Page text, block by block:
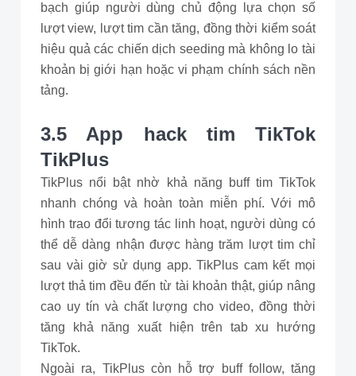
bạch giúp người dùng chủ động lựa chọn số
lượt view, lượt tim cần tăng, đồng thời kiểm soát
hiệu quả các chiến dịch seeding mà không lo tài
khoản bị giới hạn hoặc vi phạm chính sách nền
tảng.
3.5 App hack tim TikTok
TikPlus
TikPlus nổi bật nhờ khả năng buff tim TikTok
nhanh chóng và hoàn toàn miễn phí. Với mô
hình trao đổi tương tác linh hoạt, người dùng có
thể dễ dàng nhận được hàng trăm lượt tim chỉ
sau vài giờ sử dụng app. TikPlus cam kết mọi
lượt thả tim đều đến từ tài khoản thật, giúp nâng
cao uy tín và chất lượng cho video, đồng thời
tăng khả năng xuất hiện trên tab xu hướng
TikTok.
Ngoài ra, TikPlus còn hỗ trợ buff follow, tăng